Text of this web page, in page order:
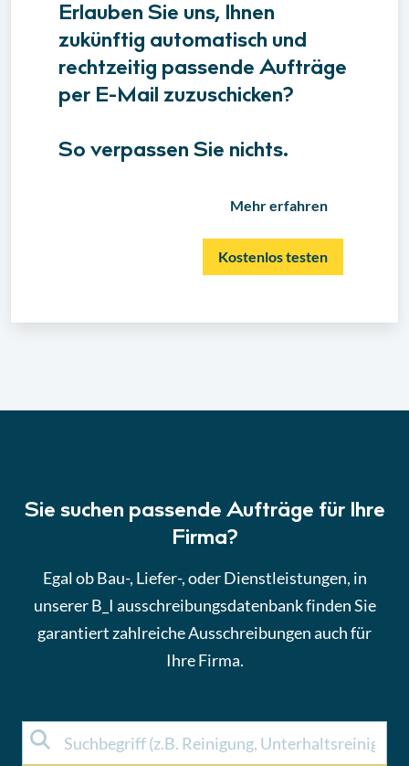
Erlauben Sie uns, Ihnen
zukünftig automatisch und
rechtzeitig passende Aufträge
per E-Mail zuzuschicken?
So verpassen Sie nichts.
Mehr erfahren
Kostenlos testen
Sie suchen passende Aufträge für Ihre
Firma?
Egal ob Bau-, Liefer-, oder Dienstleistungen, in
unserer B_I ausschreibungsdatenbank finden Sie
garantiert zahlreiche Ausschreibungen auch für
Ihre Firma.